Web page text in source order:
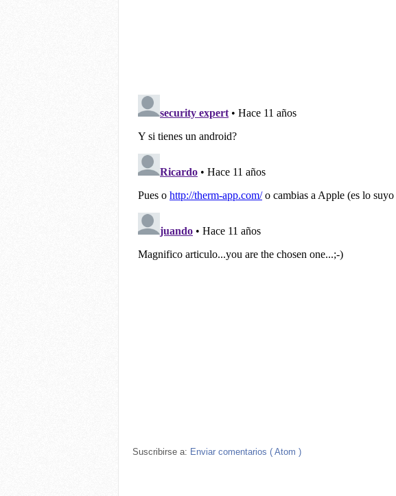
Suscribirse a: Enviar comentarios ( Atom )